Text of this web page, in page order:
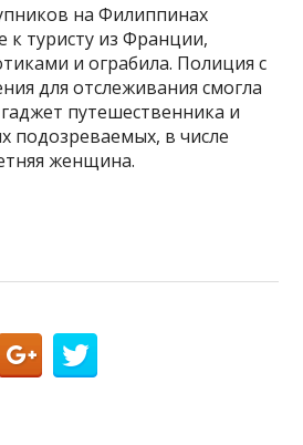
на Филиппинах
к туристу из Франции,
и ограбила. Полиция с
для отслеживания смогла
путешественника и
подозреваемых, в числе
женщина.